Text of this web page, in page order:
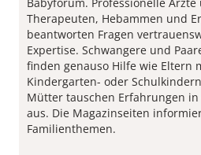
Therapeuten, Hebammen und
beantworten Fragen
Expertise. Schwangere und
finden genauso Hilfe wie Eltern
Kindergarten- oder
Mütter tauschen Erfahrungen
aus. Die Magazinseiten
Familienthemen.